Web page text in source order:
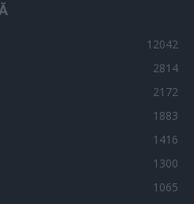
12042
2814
2172
1883
1416
1300
1065